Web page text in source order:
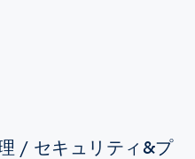
/ セキュリティ&プ